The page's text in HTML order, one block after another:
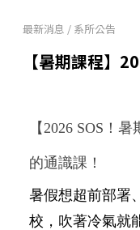
最新消息 / 系所公告
【暑期課程】
【2026 SOS！
的通識課！
暑假想超前部署
校，吹著冷氣就